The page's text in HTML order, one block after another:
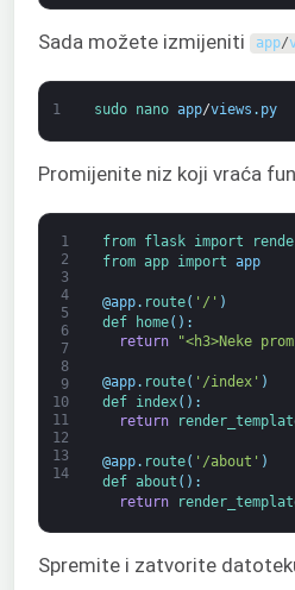
Sada možete izmijeniti app/
1 sudo nano app/views . py
Promijenite niz koji vraća
1
2
3
4
5
6
7
8
9
10
11
12
13
14
from flask import
from app import app
@app. route( '/' )
def
home( ) :
return
"<h3>Neke
@app. route( '/index' )
def index( ) :
return
@app. route( '/about' )
def about ( ) :
return
Spremite i zatvorite